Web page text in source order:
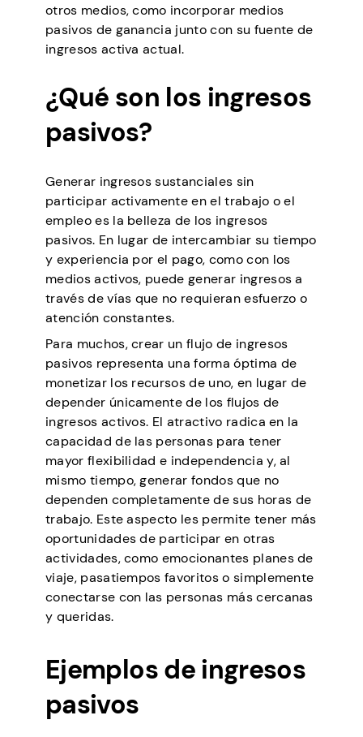
otros medios, como incorporar medios
pasivos de ganancia junto con su fuente de
ingresos activa actual.
¿Qué son los ingresos
pasivos?
Generar ingresos sustanciales sin
participar activamente en el trabajo o el
empleo es la belleza de los ingresos
pasivos. En lugar de intercambiar su tiempo
y experiencia por el pago, como con los
medios activos, puede generar ingresos a
través de vías que no requieran esfuerzo o
atención constantes.
Para muchos, crear un flujo de ingresos
pasivos representa una forma óptima de
monetizar los recursos de uno, en lugar de
depender únicamente de los flujos de
ingresos activos. El atractivo radica en la
capacidad de las personas para tener
mayor flexibilidad e independencia y, al
mismo tiempo, generar fondos que no
dependen completamente de sus horas de
trabajo. Este aspecto les permite tener más
oportunidades de participar en otras
actividades, como emocionantes planes de
viaje, pasatiempos favoritos o simplemente
conectarse con las personas más cercanas
y queridas.
Ejemplos de ingresos
pasivos